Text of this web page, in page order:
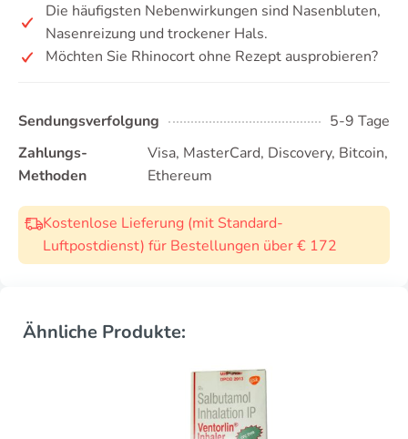
Die häufigsten Nebenwirkungen sind Nasenbluten,
Nasenreizung und trockener Hals.
Möchten Sie Rhinocort ohne Rezept ausprobieren?
Sendungsverfolgung
5-9 Tage
Zahlungs-
Methoden
Visa, MasterCard, Discovery, Bitcoin,
Ethereum
Kostenlose Lieferung (mit Standard-
Luftpostdienst) für Bestellungen über € 172
Ähnliche Produkte: